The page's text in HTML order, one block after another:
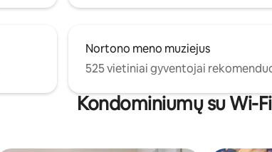
Nortono meno muziejus
525 vietiniai gyventojai
Kondominiumų su Wi-